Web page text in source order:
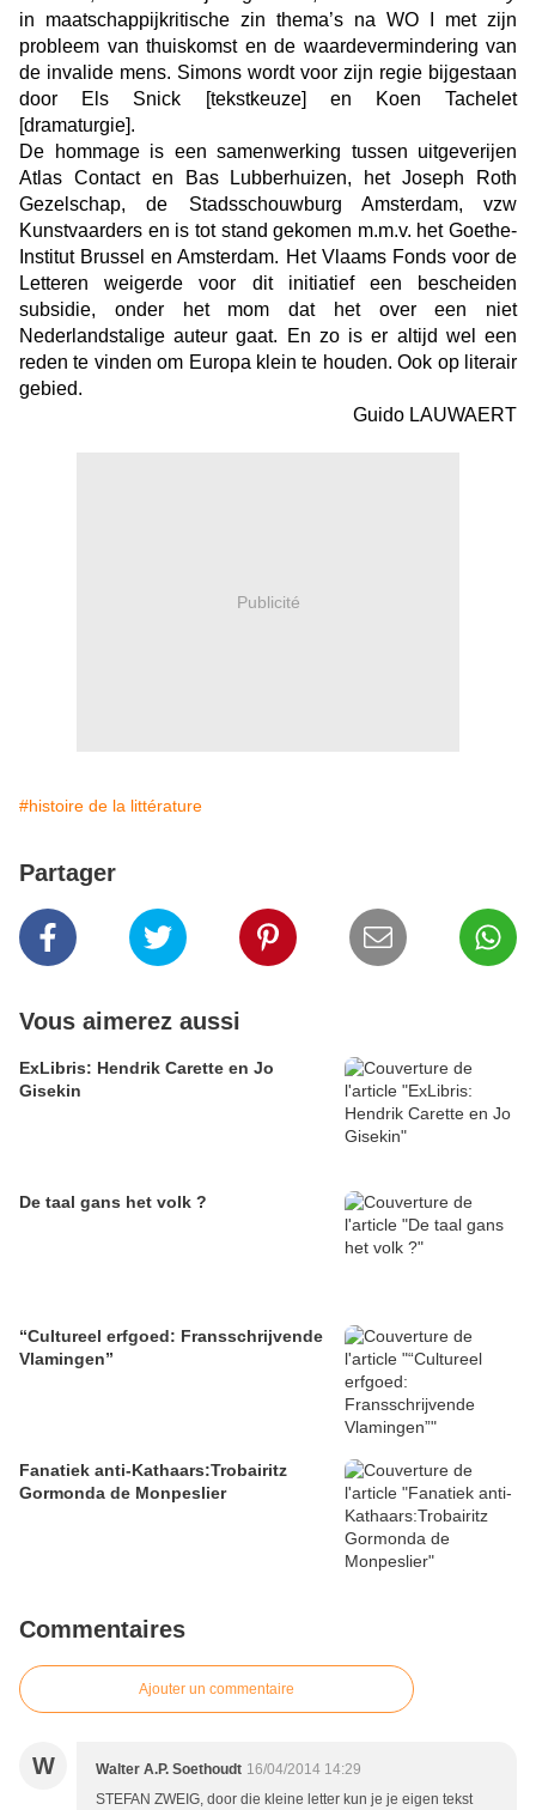
in maatschappijkritische zin thema’s na WO I met zijn
probleem van thuiskomst en de waardevermindering van
de invalide mens. Simons wordt voor zijn regie bijgestaan
door Els Snick [tekstkeuze] en Koen Tachelet
[dramaturgie].
De hommage is een samenwerking tussen uitgeverijen
Atlas Contact en Bas Lubberhuizen, het Joseph Roth
Gezelschap, de Stadsschouwburg Amsterdam, vzw
Kunstvaarders en is tot stand gekomen m.m.v. het Goethe-
Institut Brussel en Amsterdam. Het Vlaams Fonds voor de
Letteren weigerde voor dit initiatief een bescheiden
subsidie, onder het mom dat het over een niet
Nederlandstalige auteur gaat. En zo is er altijd wel een
reden te vinden om Europa klein te houden. Ook op literair
gebied.
Guido LAUWAERT
Publicité
#histoire de la littérature
Partager
Vous aimerez aussi
ExLibris: Hendrik Carette en Jo
Gisekin
De taal gans het volk ?
“Cultureel erfgoed: Fransschrijvende
Vlamingen”
Fanatiek anti-Kathaars:Trobairitz
Gormonda de Monpeslier
Commentaires
Ajouter un commentaire
W Walter A.P. Soethoudt 16/04/2014 14:29
STEFAN ZWEIG, door die kleine letter kun je je eigen tekst